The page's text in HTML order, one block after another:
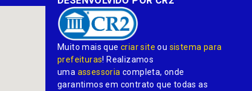
Muito mais quecriar site ou sistema para
prefeituras! Realizamos
uma assessoria completa, onde
garantimos em contrato que todas as